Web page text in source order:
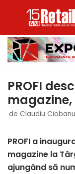
la
conținut
PROFI
de Claudiu Ciobanu
PROFI a
magazine la
ajungând să